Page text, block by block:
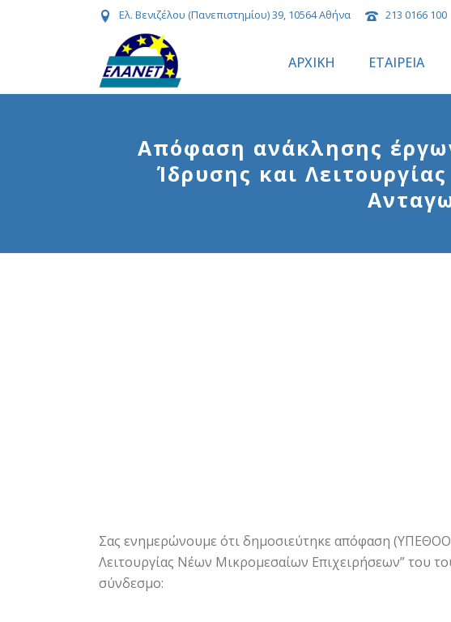
Ελ. Βενιζέλου (Πανεπιστημίου) 39, 10564 Αθήνα 213 0166 100
ΑΡΧΙΚΗ ΕΤΑΙΡΕΙΑ
Απόφαση ανάκλησης
Ίδρυσης και
Σας ενημερώνουμε ότι δημοσιεύτηκε απόφαση
Λειτουργίας Νέων Μικρομεσαίων Επιχειρήσεων” του
σύνδεσμο: